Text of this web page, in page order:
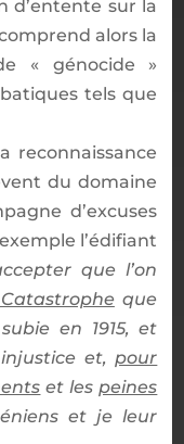
d’entente sur la
alors la
« génocide »
tels que
reconnaissance
du domaine
d’excuses
l’édifiant
que l’on
que
en 1915, et
injustice et,pour
et lespeines
et je leur